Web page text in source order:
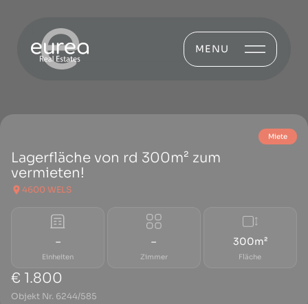
MENU
Miete
Lagerfläche von rd 300m² zum
vermieten!
4600 WELS
–
Einheiten
–
Zimmer
300m²
Fläche
€ 1.800
Objekt Nr. 6244/585